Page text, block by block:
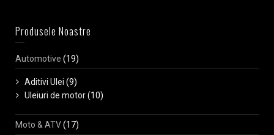
Produsele Noastre
Automotive (19)
Aditivi Ulei (9)
Uleiuri de motor(10)
Moto & ATV(17)